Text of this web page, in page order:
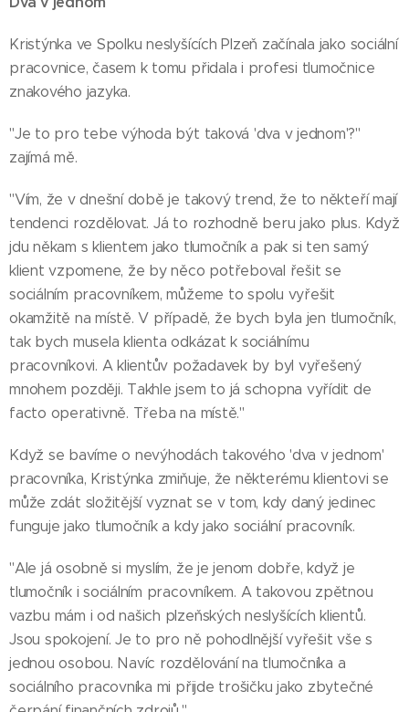
Kristýnka ve Spolku neslyšících Plzeň začínala jako sociální
pracovnice, časem k tomu přidala i profesi tlumočnice
znakového jazyka.
"Je to pro tebe výhoda být taková 'dva v jednom'?"
zajímá mě.
"Vím, že v dnešní době je takový trend, že to někteří mají
tendenci rozdělovat. Já to rozhodně beru jako plus. Když
jdu někam s klientem jako tlumočník a pak si ten samý
klient vzpomene, že by něco potřeboval řešit se
sociálním pracovníkem, můžeme to spolu vyřešit
okamžitě na místě. V případě, že bych byla jen tlumočník,
tak bych musela klienta odkázat k sociálnímu
pracovníkovi. A klientův požadavek by byl vyřešený
mnohem později. Takhle jsem to já schopna vyřídit de
facto operativně. Třeba na místě."
Když se bavíme o nevýhodách takového 'dva v jednom'
pracovníka, Kristýnka zmiňuje, že některému klientovi se
může zdát složitější vyznat se v tom, kdy daný jedinec
funguje jako tlumočník a kdy jako sociální pracovník.
"Ale já osobně si myslím, že je jenom dobře, když je
tlumočník i sociálním pracovníkem. A takovou zpětnou
vazbu mám i od našich plzeňských neslyšících klientů.
Jsou spokojení. Je to pro ně pohodlnější vyřešit vše s
jednou osobou. Navíc rozdělování na tlumočníka a
sociálního pracovníka mi přijde trošičku jako zbytečné